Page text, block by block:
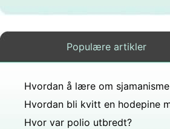
Populære artikler
Hvordan å lære om sjamanisme
Hvor var polio utbredt?